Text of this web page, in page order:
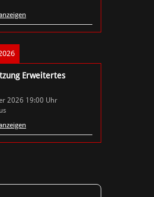
Erweitertes
2026 19:00 Uhr